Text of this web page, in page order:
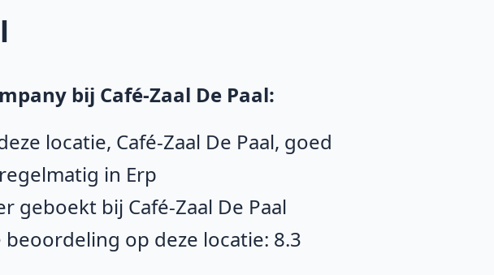
bij Café-Zaal De Paal:
locatie, Café-Zaal De Paal, goed
in Erp
geboekt bij Café-Zaal De Paal
beoordeling op deze locatie: 8.3